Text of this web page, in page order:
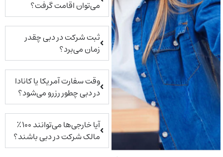
می‌توان اقامت گرفت؟
ثبت شرکت در دبی چقدر
زمان می‌برد؟
وقت سفارت آمریکا یا کانادا
در دبی چطور رزرو می‌شود؟
آیا خارجی‌ها می‌توانند ۱۰۰٪
مالک شرکت در دبی باشند؟